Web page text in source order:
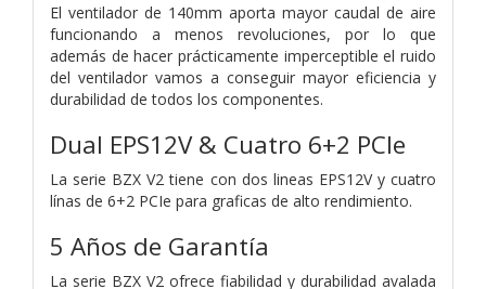
El ventilador de 140mm aporta mayor caudal de aire
funcionando a menos revoluciones, por lo que
además de hacer prácticamente imperceptible el ruido
del ventilador vamos a conseguir mayor eficiencia y
durabilidad de todos los componentes.
Dual EPS12V & Cuatro 6+2 PCIe
La serie BZX V2 tiene con dos lineas EPS12V y cuatro
línas de 6+2 PCIe para graficas de alto rendimiento.
5 Años de Garantía
La serie BZX V2 ofrece fiabilidad y durabilidad avalada